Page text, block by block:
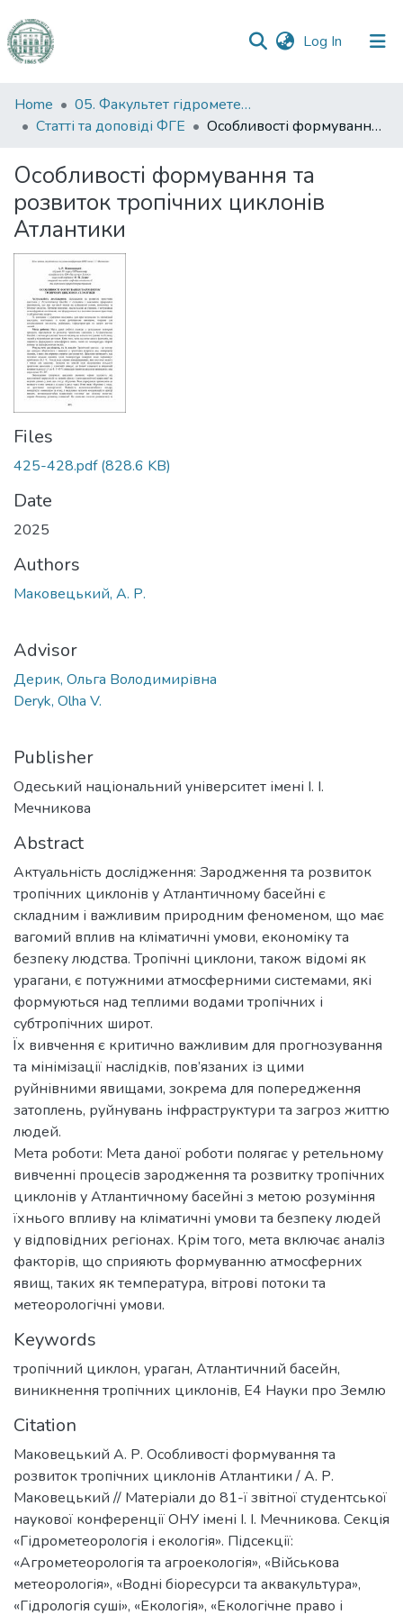
Log In (current)
Communities
&
All of DSpace
Statistics
Home
05. Факультет гідрометеорології і екології
Статті та доповіді ФГЕ
Особливості формування та розвиток тропічних циклонів Атлантики
Особливості формування та
розвиток тропічних циклонів
Атлантики
Files
425-428.pdf(828.6 KB)
Date
2025
Authors
Маковецький, А. Р.
Advisor
Дерик, Ольга Володимирівна
Deryk, Olha V.
Publisher
Одеський національний університет імені І. І.
Мечникова
Abstract
Актуальність дослідження: Зародження та розвиток
тропічних циклонів у Атлантичному басейні є
складним і важливим природним феноменом, що має
вагомий вплив на кліматичні умови, економіку та
безпеку людства. Тропічні циклони, також відомі як
урагани, є потужними атмосферними системами, які
формуються над теплими водами тропічних і
субтропічних широт.
Їх вивчення є критично важливим для прогнозування
та мінімізації наслідків, пов’язаних із цими
руйнівними явищами, зокрема для попередження
затоплень, руйнувань інфраструктури та загроз життю
людей.
Мета роботи: Мета даної роботи полягає у ретельному
вивченні процесів зародження та розвитку тропічних
циклонів у Атлантичному басейні з метою розуміння
їхнього впливу на кліматичні умови та безпеку людей
у відповідних регіонах. Крім того, мета включає аналіз
факторів, що сприяють формуванню атмосферних
явищ, таких як температура, вітрові потоки та
метеорологічні умови.
Keywords
тропічний циклон, ураган, Атлантичний басейн,
виникнення тропічних циклонів, Е4 Науки про Землю
Citation
Маковецький А. Р. Особливості формування та
розвиток тропічних циклонів Атлантики / А. Р.
Маковецький // Матеріали до 81-ї звітної студентської
наукової конференції ОНУ імені І. І. Мечникова. Секція
«Гідрометеорологія і екологія». Підсекції:
«Агрометеорологія та агроекологія», «Військова
метеорологія», «Водні біоресурси та аквакультура»,
«Гідрологія суші», «Екологія», «Екологічне право і